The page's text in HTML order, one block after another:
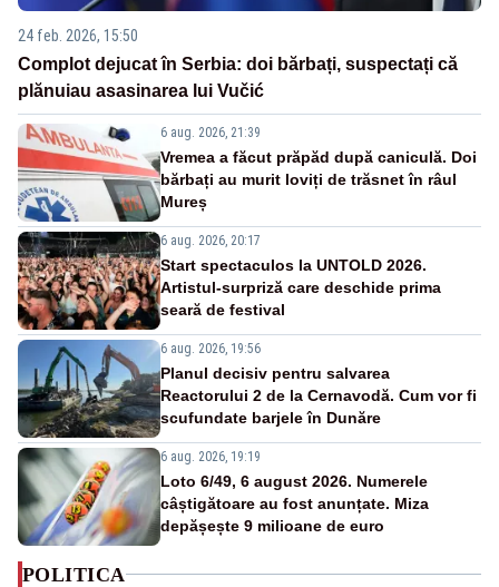
24 feb. 2026, 15:50
Complot dejucat în Serbia: doi bărbați, suspectați că
plănuiau asasinarea lui Vučić
6 aug. 2026, 21:39
Vremea a făcut prăpăd după caniculă. Doi
bărbați au murit loviți de trăsnet în râul
Mureș
6 aug. 2026, 20:17
Start spectaculos la UNTOLD 2026.
Artistul-surpriză care deschide prima
seară de festival
6 aug. 2026, 19:56
Planul decisiv pentru salvarea
Reactorului 2 de la Cernavodă. Cum vor fi
scufundate barjele în Dunăre
6 aug. 2026, 19:19
Loto 6/49, 6 august 2026. Numerele
câștigătoare au fost anunțate. Miza
depășește 9 milioane de euro
POLITICA